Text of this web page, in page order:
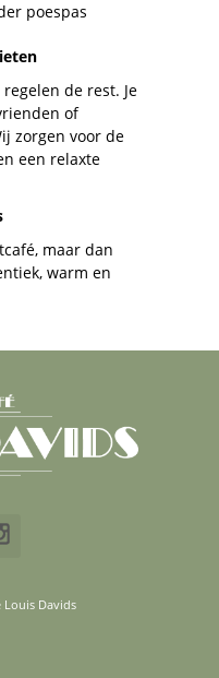
poespas
de rest. Je
of
zorgen voor de
een relaxte
maar dan
warm en
Davids